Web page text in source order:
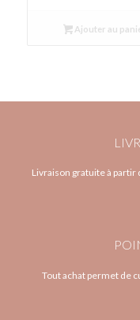
Ajouter au
Livraison gratuite à
Tout achat permet de